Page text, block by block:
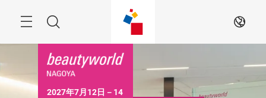
索
JA
2027年7月12日－14